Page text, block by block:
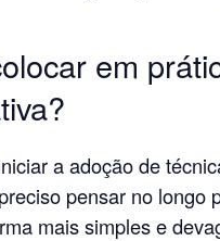
em
a adoção de
pensar no longo
mais simples e